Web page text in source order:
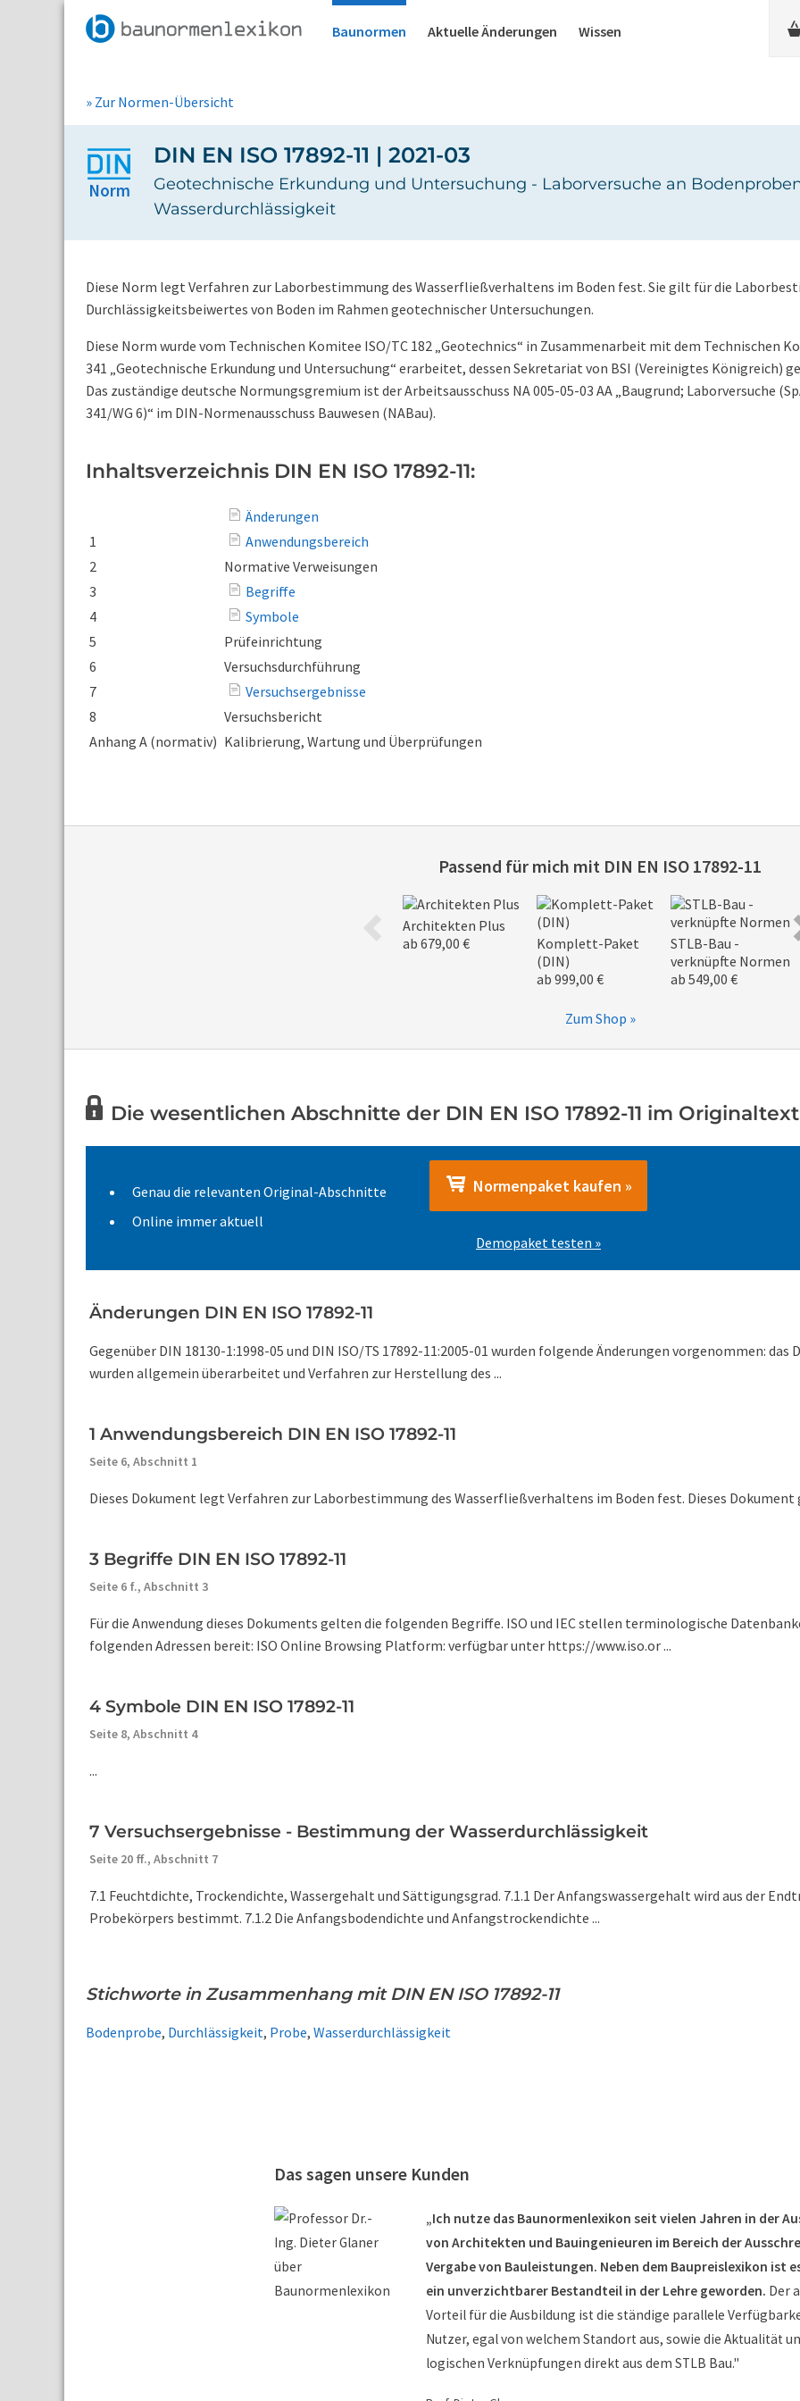
Baunormen Aktuelle Änderungen Wissen
» Zur Normen-Übersicht
Norm
DIN EN ISO 17892-11 | 2021-03
Geotechnische Erkundung und Untersuchung - Laborversuche an
Wasserdurchlässigkeit
Diese Norm legt Verfahren zur Laborbestimmung des Wasserfließverhaltens im Boden fest. Sie gilt für die
Durchlässigkeitsbeiwertes von Boden im Rahmen geotechnischer Untersuchungen.
Diese Norm wurde vom Technischen Komitee ISO/TC 182 „Geotechnics“ in Zusammenarbeit mit dem Technischen
341 „Geotechnische Erkundung und Untersuchung“ erarbeitet, dessen Sekretariat von BSI (Vereinigtes Königreich)
Das zuständige deutsche Normungsgremium ist der Arbeitsausschuss NA 005-05-03 AA „Baugrund; Laborversuche
341/WG 6)“ im DIN-Normenausschuss Bauwesen (NABau).
Inhaltsverzeichnis DIN EN ISO 17892-11:
Änderungen
1
Anwendungsbereich
2
Normative Verweisungen
3
Begriffe
4
Symbole
5
Prüfeinrichtung
6
Versuchsdurchführung
7
Versuchsergebnisse
8
Versuchsbericht
Anhang A (normativ) Kalibrierung, Wartung und Überprüfungen
Passend für mich mit DIN EN ISO 17892-11
Architekten Plus
ab 679,00 €
Komplett-Paket
(DIN)
ab 999,00 €
STLB-Bau -
verknüpfte Normen
ab 549,00 €
Zum Shop »
Die wesentlichen Abschnitte der DIN EN ISO 17892-11 im
Genau die relevanten Original-Abschnitte
Online immer aktuell
Normenpaket kaufen »
Demopaket testen »
Änderungen DIN EN ISO 17892-11
Gegenüber DIN 18130-1:1998-05 und DIN ISO/TS 17892-11:2005-01 wurden folgende Änderungen vorgenommen:
wurden allgemein überarbeitet und Verfahren zur Herstellung des ...
1 Anwendungsbereich DIN EN ISO 17892-11
Seite 6, Abschnitt 1
Dieses Dokument legt Verfahren zur Laborbestimmung des Wasserfließverhaltens im Boden fest. Dieses
3 Begriffe DIN EN ISO 17892-11
Seite 6 f., Abschnitt 3
Für die Anwendung dieses Dokuments gelten die folgenden Begriffe. ISO und IEC stellen terminologische
folgenden Adressen bereit: ISO Online Browsing Platform: verfügbar unter https://www.iso.or ...
4 Symbole DIN EN ISO 17892-11
Seite 8, Abschnitt 4
...
7 Versuchsergebnisse - Bestimmung der Wasserdurchlässigkeit
Seite 20 ff., Abschnitt 7
7.1 Feuchtdichte, Trockendichte, Wassergehalt und Sättigungsgrad. 7.1.1 Der Anfangswassergehalt wird aus der
Probekörpers bestimmt. 7.1.2 Die Anfangsbodendichte und Anfangstrockendichte ...
Stichworte in Zusammenhang mit DIN EN ISO 17892-11
Bodenprobe, Durchlässigkeit, Probe, Wasserdurchlässigkeit
Das sagen unsere Kunden
„Ich nutze das Baunormenlexikon seit vielen Jahren in der
von Architekten und Bauingenieuren im Bereich der
Vergabe von Bauleistungen. Neben dem Baupreislexikon ist
ein unverzichtbarer Bestandteil in der Lehre geworden. Der
Vorteil für die Ausbildung ist die ständige parallele
Nutzer, egal von welchem Standort aus, sowie die Aktualität
logischen Verknüpfungen direkt aus dem STLB Bau."